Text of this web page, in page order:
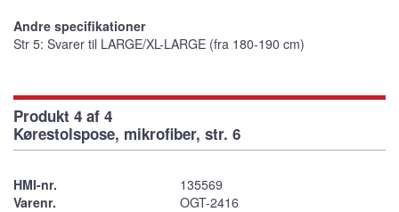
Andre specifikationer
Str 5: Svarer til LARGE/XL-LARGE (fra 180-190 cm)
Produkt 4 af 4
Kørestolspose, mikrofiber, str. 6
HMI-nr.
135569
Varenr.
OGT-2416